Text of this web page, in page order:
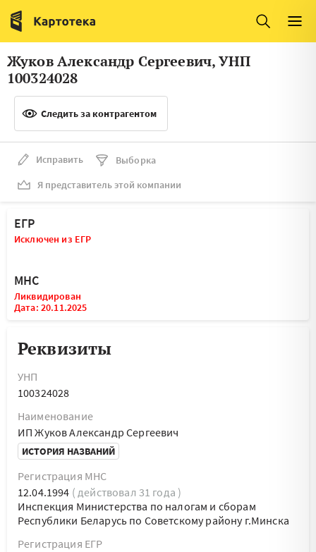
Италия
Люксембург
Литва
Латвия
Словения
Франция
Швеция
Мальта
Жуков Александр Сергеевич, УНП
100324028
Следить за контрагентом
Исправить
Выборка
Я представитель этой компании
ЕГР
Исключен из ЕГР
МНС
Ликвидирован
Дата: 20.11.2025
Реквизиты
УНП
100324028
Наименование
ИП Жуков Александр Сергеевич
ИСТОРИЯ НАЗВАНИЙ
Регистрация МНС
12.04.1994 ( действовал 31 года )
Инспекция Министерства по налогам и сборам
Республики Беларусь по Советскому району г.Минска
Регистрация ЕГР